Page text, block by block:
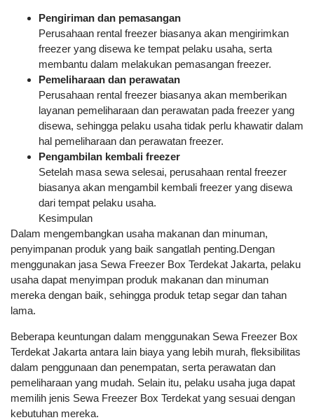
Pengiriman dan pemasangan
Perusahaan rental freezer biasanya akan mengirimkan
freezer yang disewa ke tempat pelaku usaha, serta
membantu dalam melakukan pemasangan freezer.
Pemeliharaan dan perawatan
Perusahaan rental freezer biasanya akan memberikan
layanan pemeliharaan dan perawatan pada freezer yang
disewa, sehingga pelaku usaha tidak perlu khawatir dalam
hal pemeliharaan dan perawatan freezer.
Pengambilan kembali freezer
Setelah masa sewa selesai, perusahaan rental freezer
biasanya akan mengambil kembali freezer yang disewa
dari tempat pelaku usaha.
Kesimpulan
Dalam mengembangkan usaha makanan dan minuman,
penyimpanan produk yang baik sangatlah penting.Dengan
menggunakan jasa Sewa Freezer Box Terdekat Jakarta, pelaku
usaha dapat menyimpan produk makanan dan minuman
mereka dengan baik, sehingga produk tetap segar dan tahan
lama.
Beberapa keuntungan dalam menggunakan Sewa Freezer Box
Terdekat Jakarta antara lain biaya yang lebih murah, fleksibilitas
dalam penggunaan dan penempatan, serta perawatan dan
pemeliharaan yang mudah. Selain itu, pelaku usaha juga dapat
memilih jenis Sewa Freezer Box Terdekat yang sesuai dengan
kebutuhan mereka.